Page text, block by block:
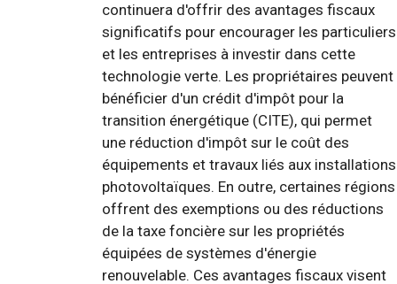
continuera d'offrir des avantages fiscaux
significatifs pour encourager les particuliers
et les entreprises à investir dans cette
technologie verte. Les propriétaires peuvent
bénéficier d'un crédit d'impôt pour la
transition énergétique (CITE), qui permet
une réduction d'impôt sur le coût des
équipements et travaux liés aux installations
photovoltaïques. En outre, certaines régions
offrent des exemptions ou des réductions
de la taxe foncière sur les propriétés
équipées de systèmes d'énergie
renouvelable. Ces avantages fiscaux visent